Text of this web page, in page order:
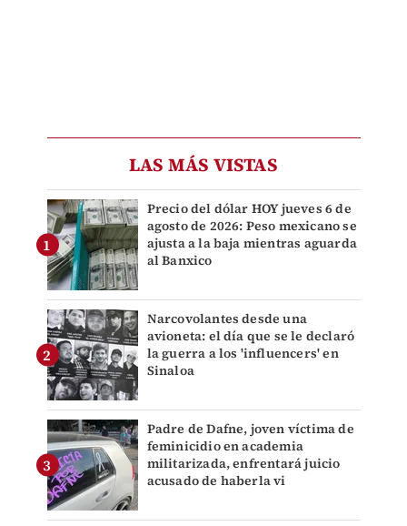
LAS MÁS VISTAS
Precio del dólar HOY jueves 6 de
agosto de 2026: Peso mexicano se
ajusta a la baja mientras aguarda
al Banxico
Narcovolantes desde una
avioneta: el día que se le declaró
la guerra a los 'influencers' en
Sinaloa
Padre de Dafne, joven víctima de
feminicidio en academia
militarizada, enfrentará juicio
acusado de haberla vi